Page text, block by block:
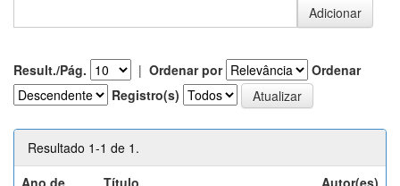
Result./Pág. | Ordenar por
Ordenar
Registro(s)
Resultado 1-1 de 1.
Ano de
Título Autor(es)